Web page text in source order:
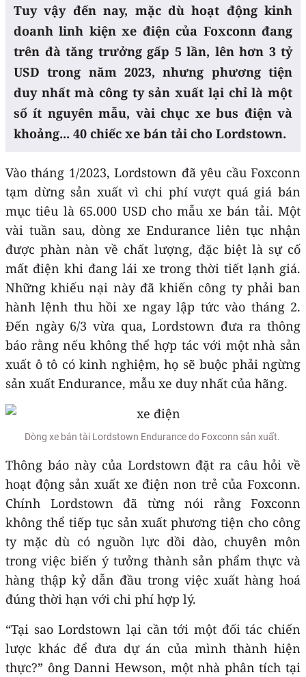
Tuy vậy đến nay, mặc dù hoạt động kinh
doanh linh kiện xe điện của Foxconn đang
trên đà tăng trưởng gấp 5 lần, lên hơn 3 tỷ
USD trong năm 2023, nhưng phương tiện
duy nhất mà công ty sản xuất lại chỉ là một
số ít nguyên mẫu, vài chục xe bus điện và
khoảng... 40 chiếc xe bán tải cho Lordstown.
Vào tháng 1/2023, Lordstown đã yêu cầu Foxconn
tạm dừng sản xuất vì chi phí vượt quá giá bán
mục tiêu là 65.000 USD cho mẫu xe bán tải. Một
vài tuần sau, dòng xe Endurance liên tục nhận
được phàn nàn về chất lượng, đặc biệt là sự cố
mất điện khi đang lái xe trong thời tiết lạnh giá.
Những khiếu nại này đã khiến công ty phải ban
hành lệnh thu hồi xe ngay lập tức vào tháng 2.
Đến ngày 6/3 vừa qua, Lordstown đưa ra thông
báo rằng nếu không thể hợp tác với một nhà sản
xuất ô tô có kinh nghiệm, họ sẽ buộc phải ngừng
sản xuất Endurance, mẫu xe duy nhất của hãng.
Dòng xe bán tài Lordstown Endurance do Foxconn sản xuất.
Thông báo này của Lordstown đặt ra câu hỏi về
hoạt động sản xuất xe điện non trẻ của Foxconn.
Chính Lordstown đã từng nói rằng Foxconn
không thể tiếp tục sản xuất phương tiện cho công
ty mặc dù có nguồn lực dồi dào, chuyên môn
trong việc biến ý tưởng thành sản phẩm thực và
hàng thập kỷ dẫn đầu trong việc xuất hàng hoá
đúng thời hạn với chi phí hợp lý.
“Tại sao Lordstown lại cần tới một đối tác chiến
lược khác để đưa dự án của mình thành hiện
thực?” ông Danni Hewson, một nhà phân tích tại